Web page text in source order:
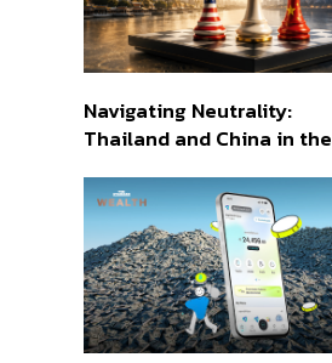
Navigating Neutrality:
Thailand and China in the
Order